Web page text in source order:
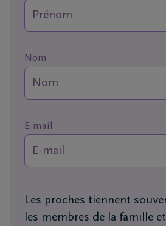
vous
Grivegnée
+32
343
Nom
E-mail
Les proches tiennent
les membres de la famille